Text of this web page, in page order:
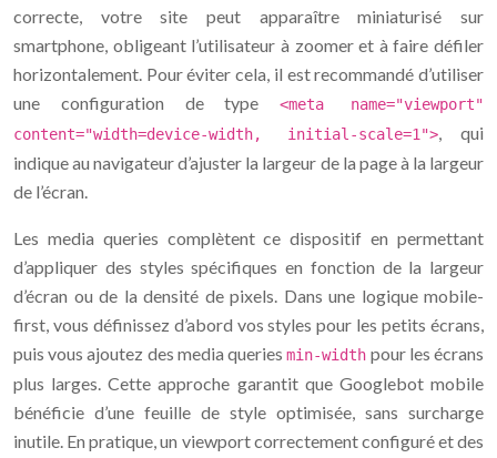
correcte, votre site peut apparaître miniaturisé sur
smartphone, obligeant l’utilisateur à zoomer et à faire défiler
horizontalement. Pour éviter cela, il est recommandé d’utiliser
une configuration de type<meta name="viewport"
content="width=device-width, initial-scale=1">, qui
indique au navigateur d’ajuster la largeur de la page à la largeur
de l’écran.
Les media queries complètent ce dispositif en permettant
d’appliquer des styles spécifiques en fonction de la largeur
d’écran ou de la densité de pixels. Dans une logique mobile-
first, vous définissez d’abord vos styles pour les petits écrans,
puis vous ajoutez des media queriesmin-width pour les écrans
plus larges. Cette approche garantit que Googlebot mobile
bénéficie d’une feuille de style optimisée, sans surcharge
inutile. En pratique, un viewport correctement configuré et des